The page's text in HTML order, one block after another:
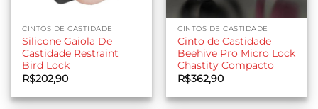
CINTOS DE CASTIDADE
Silicone Gaiola De
Castidade Restraint
Bird Lock
R$202,90
CINTOS DE CASTIDADE
Cinto de Castidade
Beehive Pro Micro Lock
Chastity Compacto
R$362,90